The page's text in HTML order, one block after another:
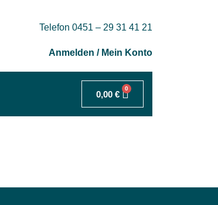
Telefon 0451 – 29 31 41 21
Anmelden / Mein Konto
0,00 €
0